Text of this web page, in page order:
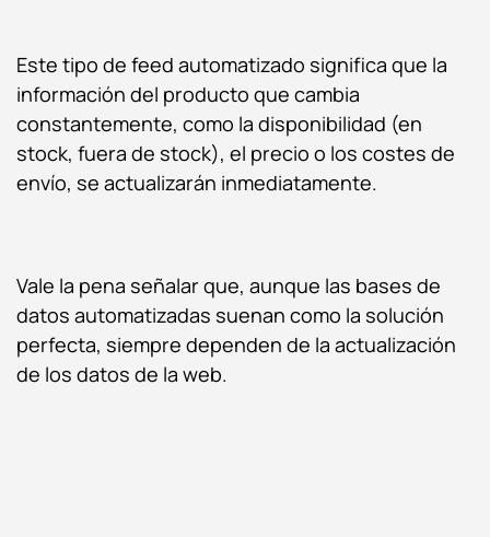
Este tipo de feed automatizado significa que la
información del producto que cambia
constantemente, como la disponibilidad (en
stock, fuera de stock), el precio o los costes de
envío, se actualizarán inmediatamente.
Vale la pena señalar que, aunque las bases de
datos automatizadas suenan como la solución
perfecta, siempre dependen de la actualización
de los datos de la web.